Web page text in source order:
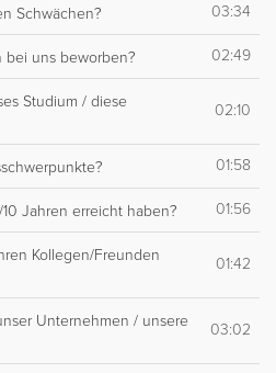
Schwächen? 03:34
bei uns beworben? 02:49
Studium / diese
02:10
01:58
Jahren erreicht haben? 01:56
Kollegen/Freunden
01:42
Unternehmen / unsere
03:02